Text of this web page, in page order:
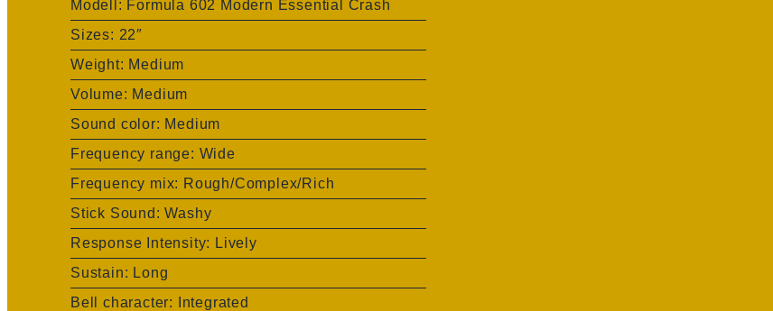
Modell: Formula 602 Modern Essential Crash
Sizes: 22″
Weight: Medium
Volume: Medium
Sound color: Medium
Frequency range: Wide
Frequency mix: Rough/Complex/Rich
Stick Sound: Washy
Response Intensity: Lively
Sustain: Long
Bell character: Integrated